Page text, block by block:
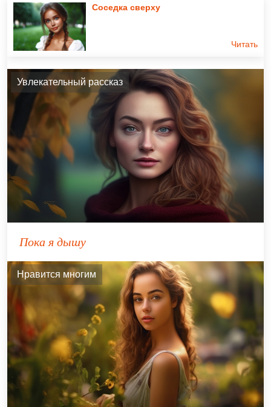
Соседка сверху
Читать
Увлекательный рассказ
Пока я дышу
Нравится многим